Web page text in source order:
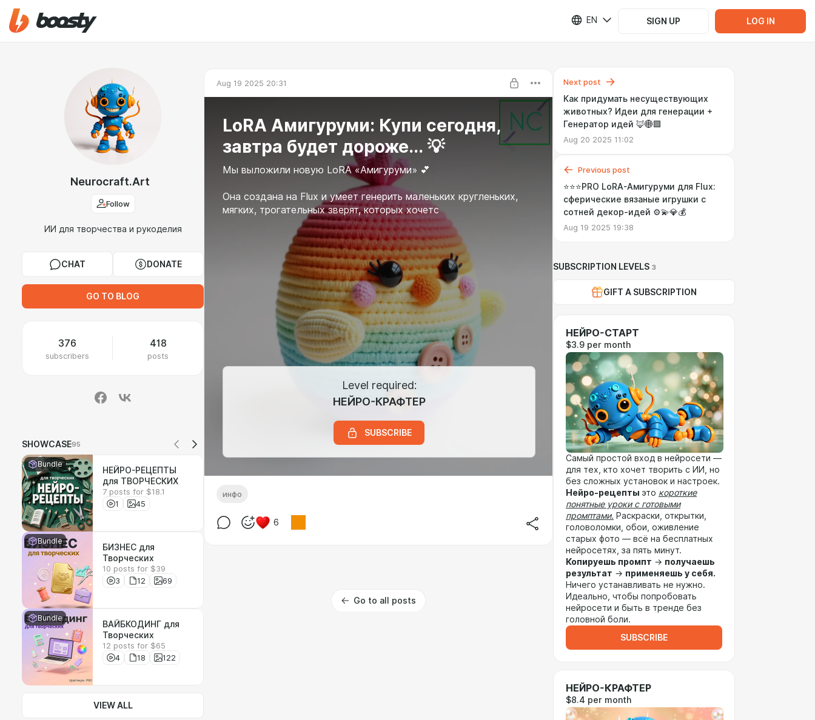
EN SIGN UP LOG IN
Neurocraft.Art
Follow
ИИ для творчества и рукоделия
CHAT DONATE
GO TO BLOG
376
subscribers
418
posts
SHOWCASE95
Bundle
НЕЙРО-РЕЦЕПТЫ
для ТВОРЧЕСКИХ
7 posts for $18.1
1
45
Bundle
БИЗНЕС для
Творческих
10 posts for $39
3
12 69
Bundle
ВАЙБКОДИНГ для
Творческих
12 posts for $65
4
18 122
VIEW ALL
Aug 19 2025 20:31
LoRA Амигуруми: Купи сегодня,
завтра будет дороже... 💡
Мы выложили новую LoRA «Амигуруми» 💕
Она создана на Flux и умеет генерить маленьких кругленьких,
мягких, трогательных зверят, которых хочетс
Level required:
НЕЙРО-КРАФТЕР
SUBSCRIBE
инфо
6
Go to all posts
Next post
Как придумать несуществующих
животных? Идеи для генерации +
Генератор идей 🦊🌐🟪
Aug 20 2025 11:02
Previous post
⭐⭐⭐PRO LoRA-Амигуруми для Flux:
сферические вязаные игрушки с
сотней декор-идей ⚙️💫💎💰
Aug 19 2025 19:38
SUBSCRIPTION LEVELS 3
GIFT A SUBSCRIPTION
НЕЙРО-СТАРТ
$3.9 per month
Самый простой вход в нейросети —
для тех, кто хочет творить с ИИ, но
без сложных установок и настроек.
Нейро-рецепты это короткие
понятные уроки с готовыми
промптами. Раскраски, открытки,
головоломки, обои, оживление
старых фото — всё на бесплатных
нейросетях, за пять минут.
Копируешь промпт → получаешь
результат → применяешь у себя.
Ничего устанавливать не нужно.
Идеально, чтобы попробовать
нейросети и быть в тренде без
головной боли.
SUBSCRIBE
НЕЙРО-КРАФТЕР
$8.4 per month